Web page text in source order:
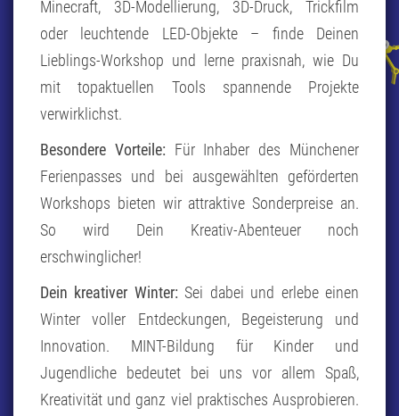
Minecraft, 3D-Modellierung, 3D-Druck, Trickfilm
oder leuchtende LED-Objekte – finde Deinen
Lieblings-Workshop und lerne praxisnah, wie Du
mit topaktuellen Tools spannende Projekte
verwirklichst.
Besondere Vorteile: Für Inhaber des Münchener
Ferienpasses und bei ausgewählten geförderten
Workshops bieten wir attraktive Sonderpreise an.
So wird Dein Kreativ-Abenteuer noch
erschwinglicher!
Dein kreativer Winter: Sei dabei und erlebe einen
Winter voller Entdeckungen, Begeisterung und
Innovation. MINT-Bildung für Kinder und
Jugendliche bedeutet bei uns vor allem Spaß,
Kreativität und ganz viel praktisches Ausprobieren.